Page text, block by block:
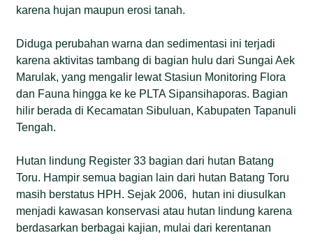
karena hujan maupun erosi tanah.
Diduga perubahan warna dan sedimentasi ini terjadi
karena aktivitas tambang di bagian hulu dari Sungai Aek
Marulak, yang mengalir lewat Stasiun Monitoring Flora
dan Fauna hingga ke ke PLTA Sipansihaporas. Bagian
hilir berada di Kecamatan Sibuluan, Kabupaten Tapanuli
Tengah.
Hutan lindung Register 33 bagian dari hutan Batang
Toru. Hampir semua bagian lain dari hutan Batang Toru
masih berstatus HPH. Sejak 2006, hutan ini diusulkan
menjadi kawasan konservasi atau hutan lindung karena
berdasarkan berbagai kajian, mulai dari kerentanan